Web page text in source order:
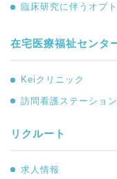
臨床研究に伴うオプ
在宅医療福祉センタ
Keiクリニック
訪問看護ステーショ
リクルート
求人情報